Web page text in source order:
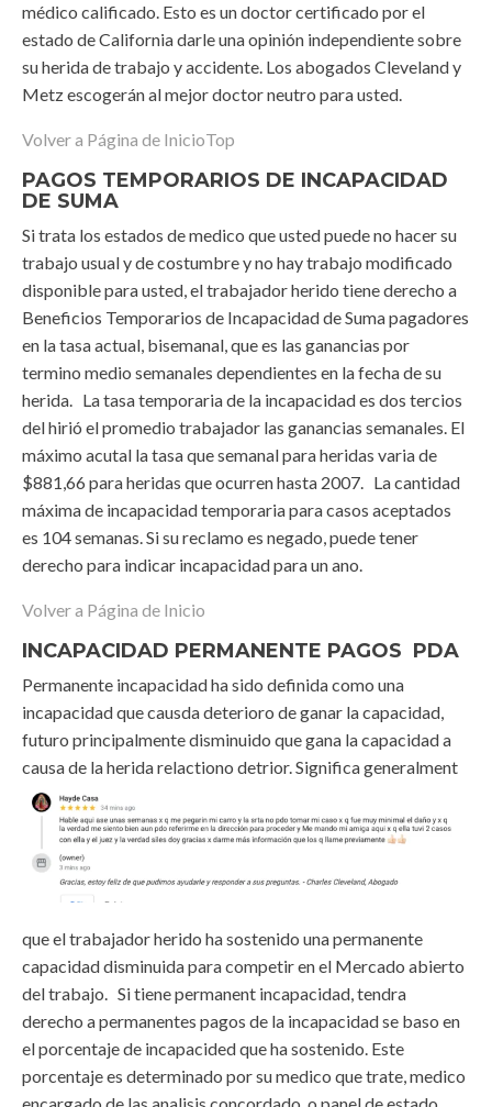
médico calificado. Esto es un doctor certificado por el
estado de California darle una opinión independiente sobre
su herida de trabajo y accidente. Los abogados Cleveland y
Metz escogerán al mejor doctor neutro para usted.
Volver a Página de InicioTop
PAGOS TEMPORARIOS DE INCAPACIDAD
DE SUMA
Si trata los estados de medico que usted puede no hacer su
trabajo usual y de costumbre y no hay trabajo modificado
disponible para usted, el trabajador herido tiene derecho a
Beneficios Temporarios de Incapacidad de Suma pagadores
en la tasa actual, bisemanal, que es las ganancias por
termino medio semanales dependientes en la fecha de su
herida. La tasa temporaria de la incapacidad es dos tercios
del hirió el promedio trabajador las ganancias semanales. El
máximo acutal la tasa que semanal para heridas varia de
$881,66 para heridas que ocurren hasta 2007. La cantidad
máxima de incapacidad temporaria para casos aceptados
es 104 semanas. Si su reclamo es negado, puede tener
derecho para indicar incapacidad para un ano.
Volver a Página de Inicio
INCAPACIDAD PERMANENTE PAGOS PDA
Permanente incapacidad ha sido definida como una
incapacidad que causda deterioro de ganar la capacidad,
futuro principalmente disminuido que gana la capacidad a
causa de la heridarelactiono detrior. Significa generalment
que el trabajador herido ha sostenido una permanente
capacidad disminuida para competir en el Mercado abierto
del trabajo. Si tiene permanent incapacidad, tendra
derecho a permanentes pagos de la incapacidad se baso en
el porcentaje de incapacided que ha sostenido. Este
porcentaje es determinado por su medico que trate, medico
encargado de las analisis concordado, o panel de estado